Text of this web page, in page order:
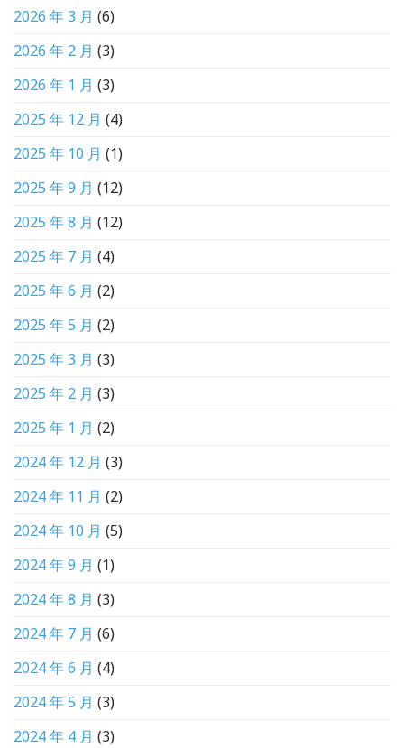
2026 年 3 月 (6)
2026 年 2 月 (3)
2026 年 1 月 (3)
2025 年 12 月 (4)
2025 年 10 月 (1)
2025 年 9 月 (12)
2025 年 8 月 (12)
2025 年 7 月 (4)
2025 年 6 月 (2)
2025 年 5 月 (2)
2025 年 3 月 (3)
2025 年 2 月 (3)
2025 年 1 月 (2)
2024 年 12 月 (3)
2024 年 11 月 (2)
2024 年 10 月 (5)
2024 年 9 月 (1)
2024 年 8 月 (3)
2024 年 7 月 (6)
2024 年 6 月 (4)
2024 年 5 月 (3)
2024 年 4 月 (3)